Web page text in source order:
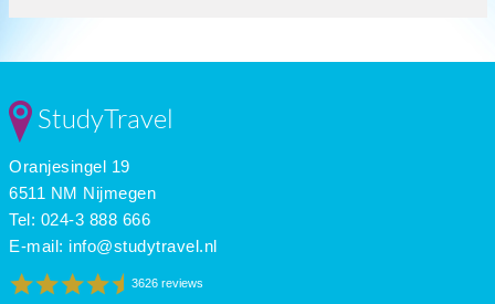
StudyTravel
Oranjesingel 19
6511 NM Nijmegen
Tel: 024-3 888 666
E-mail: info@studytravel.nl
3626 reviews